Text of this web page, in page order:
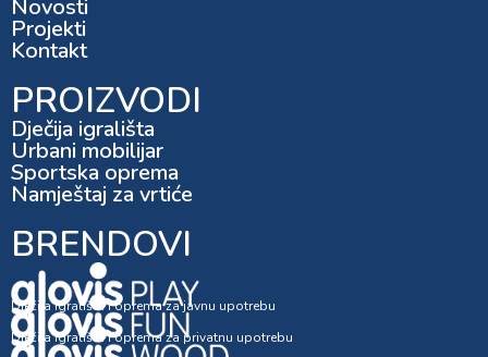
Novosti
Projekti
Kontakt
PROIZVODI
Dječija igrališta
Urbani mobilijar
Sportska oprema
Namještaj za vrtiće
BRENDOVI
Dječija igrališta i oprema za javnu upotrebu
Dječija igrališta i oprema za privatnu upotrebu